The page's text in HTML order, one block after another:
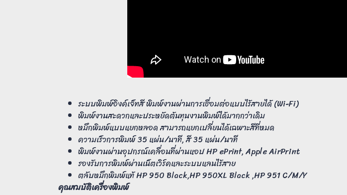
ระบบพิมพ์อิงค์เจ็ทสี พิมพ์งานผ่านการเชื่อมต่อแบบไร้สายได้ (Wi-Fi)
พิมพ์งานสะดวกและประหยัดต้นทุนงานพิมพ์ได้มากกว่าเดิม
หมึกพิมพ์แบบแยกหลอด สามารถแยกเปลี่ยนได้เฉพาะสีที่หมด
ความเร็วการพิมพ์ 35 แผ่น/นาที, สี 35 แผ่น/นาที
พิมพ์งานผ่านอุปกรณ์เคลื่อนที่ผ่านแอป HP ePrint, Apple AirPrint
รองรับการพิมพ์ผ่านเน็ตเวิร์คและระบบแลนไร้สาย
ตลับหมึกพิมพ์แท้ HP 950 Black,HP 950XL Black ,HP 951 C/M/Y
คุณสมบัติเครื่องพิมพ์